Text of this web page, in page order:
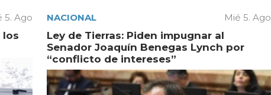
5. Ago
los
NACIONAL Mié 5. Ago
Ley de Tierras: Piden impugnar al
Senador Joaquín Benegas Lynch por
“conflicto de intereses”